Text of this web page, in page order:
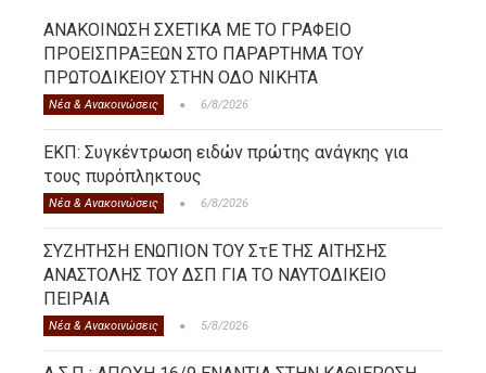
ΑΝΑΚΟΙΝΩΣΗ ΣΧΕΤΙΚΑ ΜΕ ΤΟ ΓΡΑΦΕΙΟ
ΠΡΟΕΙΣΠΡΑΞΕΩΝ ΣΤΟ ΠΑΡΑΡΤΗΜΑ ΤΟΥ
ΠΡΩΤΟΔΙΚΕΙΟΥ ΣΤΗΝ ΟΔΟ ΝΙΚΗΤΑ
Νέα & Ανακοινώσεις 6/8/2026
ΕΚΠ: Συγκέντρωση ειδών πρώτης ανάγκης για
τους πυρόπληκτους
Νέα & Ανακοινώσεις 6/8/2026
ΣΥΖΗΤΗΣΗ ΕΝΩΠΙΟΝ ΤΟΥ ΣτΕ ΤΗΣ ΑΙΤΗΣΗΣ
ΑΝΑΣΤΟΛΗΣ ΤΟΥ ΔΣΠ ΓΙΑ ΤΟ ΝΑΥΤΟΔΙΚΕΙΟ
ΠΕΙΡΑΙΑ
Νέα & Ανακοινώσεις 5/8/2026